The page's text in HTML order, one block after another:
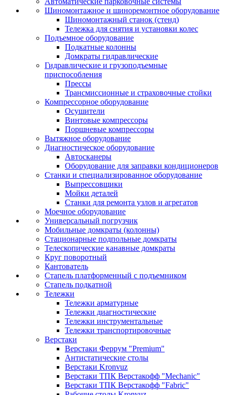
Шиномонтажное и шиноремонтное оборудование
Шиномонтажный станок (стенд)
Тележка для снятия и установки колес
Подъемное оборудование
Подкатные колонны
Домкраты гидравлические
Гидравлические и грузоподъемные
приспособления
Прессы
Трансмиссионные и страховочные стойки
Компрессорное оборудование
Осушители
Винтовые компрессоры
Поршневые компрессоры
Вытяжное оборудование
Диагностическое оборудование
Автосканеры
Оборудование для заправки кондиционеров
Станки и специализированное оборудование
Выпрессовщики
Мойки деталей
Станки для ремонта узлов и агрегатов
Моечное оборудование
Универсальный погрузчик
Мобильные домкраты (колонны)
Стационарные подпольные домкраты
Телескопические канавные домкраты
Круг поворотный
Кантователь
Стапель платформенный с подъемником
Стапель подкатной
Тележки
Тележки арматурные
Тележки диагностические
Тележки инструментальные
Тележки транспортировочные
Верстаки
Верстаки Феррум "Premium"
Антистатические столы
Верстаки Kronvuz
Верстаки ТПК Верстакофф "Mechanic"
Верстаки ТПК Верстакофф "Fabric"